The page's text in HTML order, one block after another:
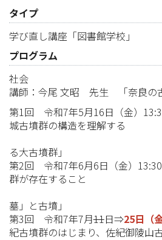
タイプ
学び直し講座「図書館学校」
プログラム
社会
講師：今尾 文昭 先生 「奈良の
第1回 令和7年5月16日（金）
城古墳群の構造を理解する
―幕開
る大古墳群」
第2回 令和7年6月6日（金）
群が存在すること
―
墓」と古墳」
第3回 令和7年7月11日⇒25日（
紀古墳群のはじまり、佐紀御陵山古